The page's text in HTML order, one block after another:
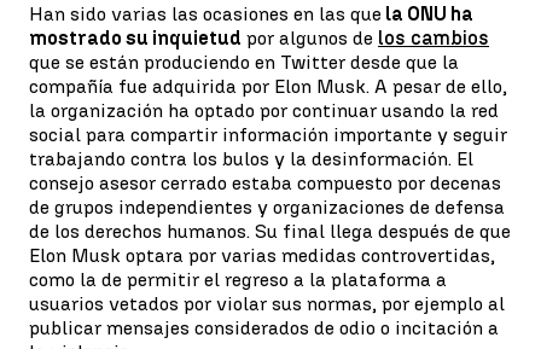
Han sido varias las ocasiones en las que la ONU ha
mostrado su inquietud por algunos de los cambios
que se están produciendo en Twitter desde que la
compañía fue adquirida por Elon Musk. A pesar de ello,
la organización ha optado por continuar usando la red
social para compartir información importante y seguir
trabajando contra los bulos y la desinformación. El
consejo asesor cerrado estaba compuesto por decenas
de grupos independientes y organizaciones de defensa
de los derechos humanos. Su final llega después de que
Elon Musk optara por varias medidas controvertidas,
como la de permitir el regreso a la plataforma a
usuarios vetados por violar sus normas, por ejemplo al
publicar mensajes considerados de odio o incitación a